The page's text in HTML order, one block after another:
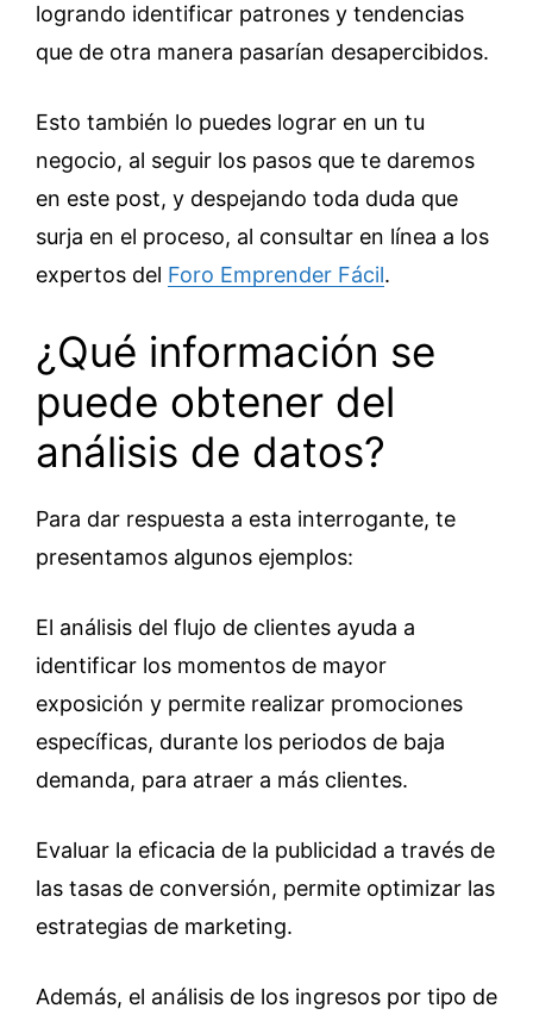
logrando identificar patrones y tendencias
que de otra manera pasarían desapercibidos.
Esto también lo puedes lograr en un tu
negocio, al seguir los pasos que te daremos
en este post, y despejando toda duda que
surja en el proceso, al consultar en línea a los
expertos del Foro Emprender Fácil.
¿Qué información se
puede obtener del
análisis de datos?
Para dar respuesta a esta interrogante, te
presentamos algunos ejemplos:
El análisis del flujo de clientes ayuda a
identificar los momentos de mayor
exposición y permite realizar promociones
específicas, durante los periodos de baja
demanda, para atraer a más clientes.
Evaluar la eficacia de la publicidad a través de
las tasas de conversión, permite optimizar las
estrategias de marketing.
Además, el análisis de los ingresos por tipo de